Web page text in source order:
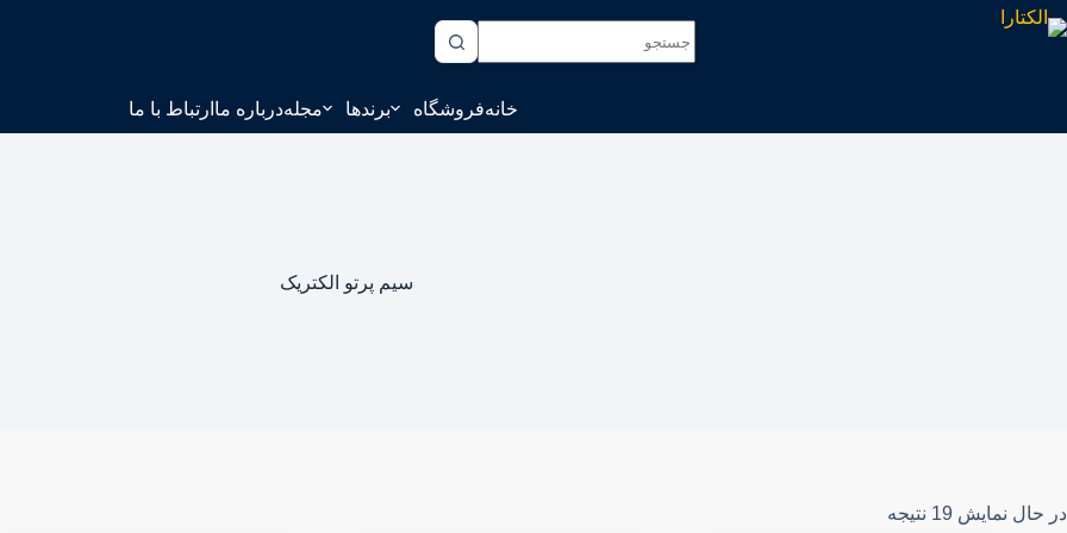
خانهفروشگاه برندها مجلهدرباره ما ارتباط با ما
سیم پرتو الکتریک
در حال نمایش 19 نتیجه